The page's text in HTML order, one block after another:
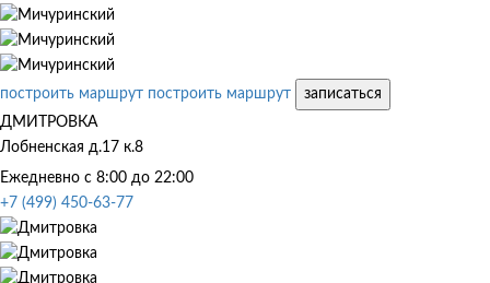
построить маршрут построить маршрут
записаться
ДМИТРОВКА
Лобненская д.17 к.8
Ежедневно с 8:00 до 22:00
+7 (499) 450-63-77